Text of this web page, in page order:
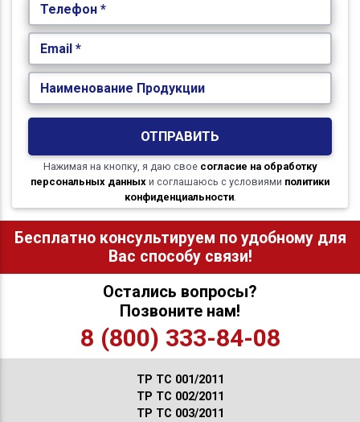
Телефон *
Email *
Наименование Продукции
ОТПРАВИТЬ
Нажимая на кнопку, я даю свое согласие на обработку
персональных данных и соглашаюсь с условиями политики
конфиденциальности.
Бесплатно консультируем по удобному для
Вас способу связи!
Остались вопросы?
Позвоните нам!
8 (800) 333-84-08
ТР ТС 001/2011
ТР ТС 002/2011
ТР ТС 003/2011